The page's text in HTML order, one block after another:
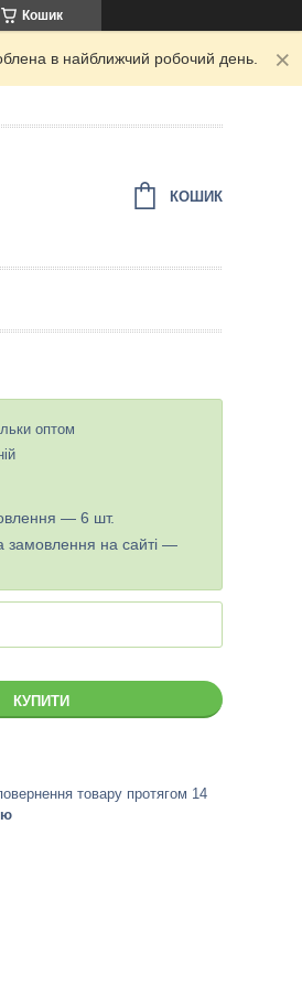
Кошик
в найближчий робочий день.
КОШИК
оптом
— 6 шт.
замовлення на сайті —
КУПИТИ
товару протягом 14